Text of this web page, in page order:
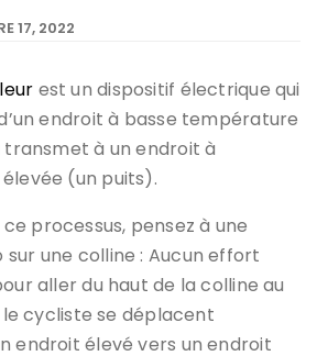
17, 2022
est un dispositif électrique qui
endroit à basse température
à un endroit à
(un puits).
processus, pensez à une
une colline : Aucun effort
aller du haut de la colline au
cycliste se déplacent
endroit élevé vers un endroit